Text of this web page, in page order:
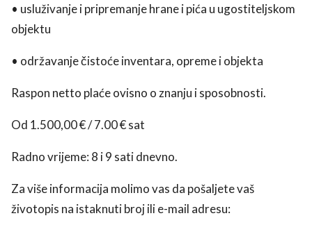
• usluživanje i pripremanje hrane i pića u ugostiteljskom
objektu
• održavanje čistoće inventara, opreme i objekta
Raspon netto plaće ovisno o znanju i sposobnosti.
Od 1.500,00 € / 7.00 € sat
Radno vrijeme: 8 i 9 sati dnevno.
Za više informacija molimo vas da pošaljete vaš
životopis na istaknuti broj ili e-mail adresu: